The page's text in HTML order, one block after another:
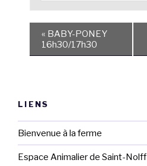
« BABY-PONEY
16h30/17h30
LIENS
Bienvenue à la ferme
Espace Animalier de Saint-Nolff